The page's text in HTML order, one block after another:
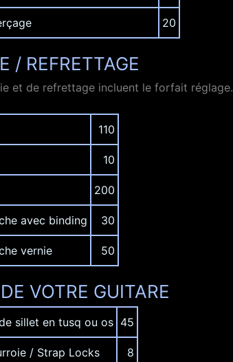
20
/ REFRETTAGE
et de refrettage incluent le forfait réglage.
110
10
200
avec binding 30
vernie 50
VOTRE GUITARE
sillet en tusq ou os 45
/ Strap Locks 8